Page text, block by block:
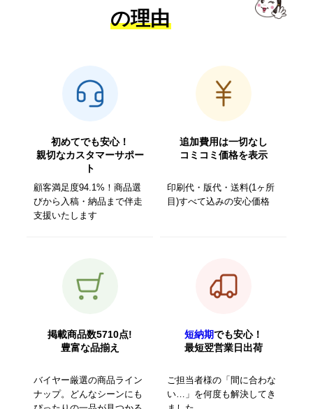
の理由
初めてでも安心！
親切なカスタマーサポー
ト
顧客満足度94.1%！商品選
びから入稿・納品まで伴走
支援いたします
追加費用は一切なし
コミコミ価格を表示
印刷代・版代・送料(1ヶ所
目)すべて込みの安心価格
掲載商品数5710点!
豊富な品揃え
バイヤー厳選の商品ライン
ナップ。どんなシーンにも
短納期でも安心！
最短翌営業日出荷
ご担当者様の「間に合わな
い…」を何度も解決してき